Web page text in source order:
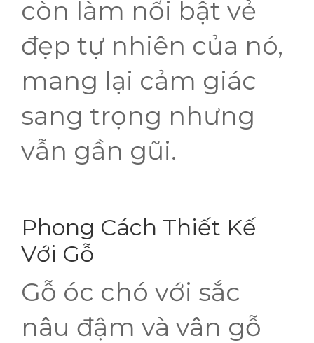
còn làm nổi bật vẻ
đẹp tự nhiên của nó,
mang lại cảm giác
sang trọng nhưng
vẫn gần gũi.
Phong Cách Thiết Kế
Với Gỗ
Gỗ óc chó với sắc
nâu đậm và vân gỗ